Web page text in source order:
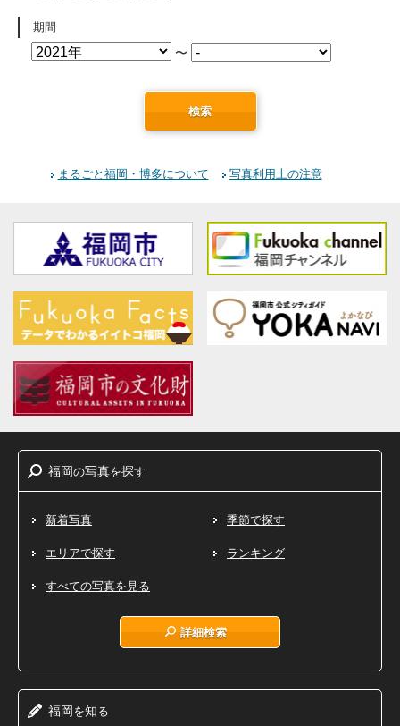
期間
〜
検索
まるごと福岡・博多について 写真利用上の注意
福岡の写真を探す
新着写真 季節で探す
エリアで探す ランキング
すべての写真を見る
詳細検索
福岡を知る